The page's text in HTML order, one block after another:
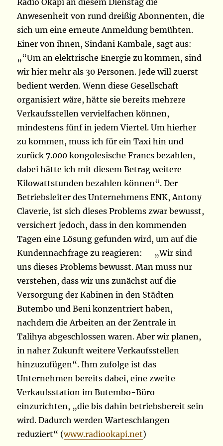
Radio Okapi an diesem Dienstag die
Anwesenheit von rund dreißig Abonnenten, die
sich um eine erneute Anmeldung bemühten.
Einer von ihnen, Sindani Kambale, sagt aus:
„“Um an elektrische Energie zu kommen, sind
wir hier mehr als 30 Personen. Jede will zuerst
bedient werden. Wenn diese Gesellschaft
organisiert wäre, hätte sie bereits mehrere
Verkaufsstellen vervielfachen können,
mindestens fünf in jedem Viertel. Um hierher
zu kommen, muss ich für ein Taxi hin und
zurück 7.000 kongolesische Francs bezahlen,
dabei hätte ich mit diesem Betrag weitere
Kilowattstunden bezahlen können“. Der
Betriebsleiter des Unternehmens ENK, Antony
Claverie, ist sich dieses Problems zwar bewusst,
versichert jedoch, dass in den kommenden
Tagen eine Lösung gefunden wird, um auf die
Kundennachfrage zu reagieren: „Wir sind
uns dieses Problems bewusst. Man muss nur
verstehen, dass wir uns zunächst auf die
Versorgung der Kabinen in den Städten
Butembo und Beni konzentriert haben,
nachdem die Arbeiten an der Zentrale in
Talihya abgeschlossen waren. Aber wir planen,
in naher Zukunft weitere Verkaufsstellen
hinzuzufügen“. Ihm zufolge ist das
Unternehmen bereits dabei, eine zweite
Verkaufsstation im Butembo-Büro
einzurichten, „die bis dahin betriebsbereit sein
wird. Dadurch werden Warteschlangen
reduziert“ (www.radiookapi.net)